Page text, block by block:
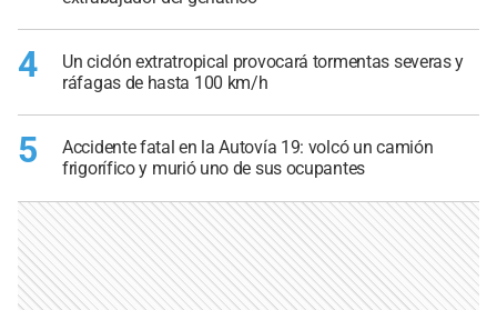
4
Un ciclón extratropical provocará tormentas severas y
ráfagas de hasta 100 km/h
5
Accidente fatal en la Autovía 19: volcó un camión
frigorífico y murió uno de sus ocupantes